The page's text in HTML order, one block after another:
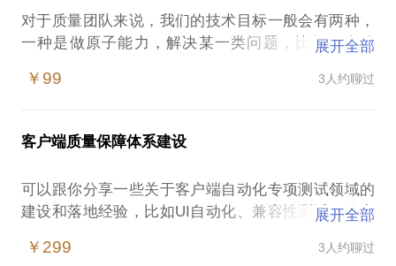
对于质量团队来说，我们的技术目标一般会有两种，
一种是做原子能力，解决某一类问题，比如UI自动
子能力的平台，做原子能力的调度，打整体效果，比
展开全部
￥99 3人约聊过
客户端质量保障体系建设
可以跟你分享一些关于客户端自动化专项测试领域的
建设和落地经验，比如UI自动化、兼容性测试、稳定
展开全部
￥299 3人约聊过